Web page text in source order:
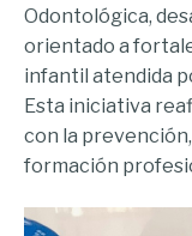
Odontológica,
orientado a
infantil atendida
Esta iniciativa
con la
formación